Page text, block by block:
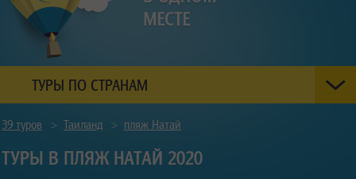
ТУРЫ ПО СТРАНАМ
39 туров > Таиланд > пляж Натай
ТУРЫ В ПЛЯЖ НАТАЙ 2020